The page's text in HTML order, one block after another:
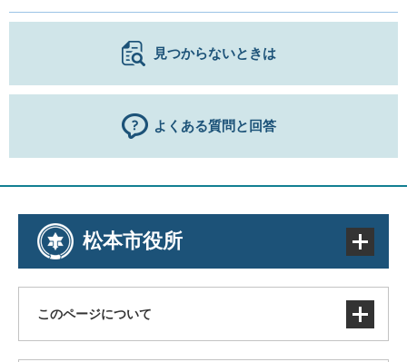
見つからないときは
よくある質問と回答
松本市役所
このページについて